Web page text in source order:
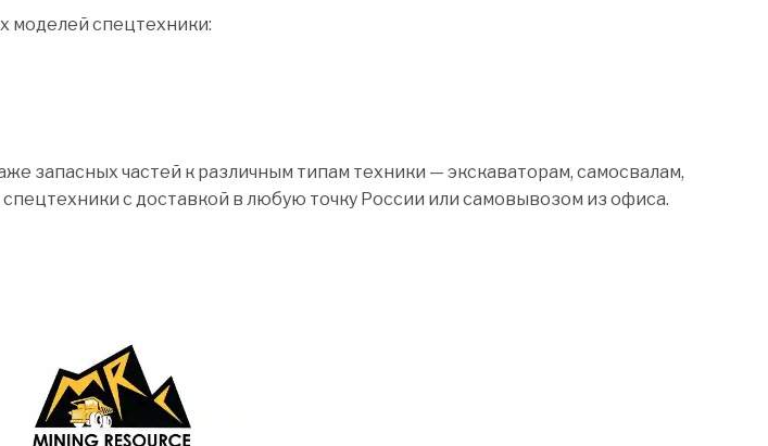
моделей спецтехники:
запасных частей к различным типам техники — экскаваторам, самосвалам,
с доставкой в любую точку России или самовывозом из офиса.